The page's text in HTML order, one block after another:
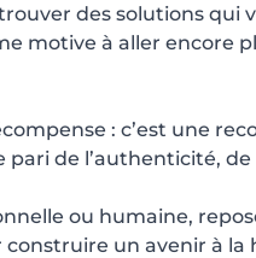
des solutions
motive à aller encore
: c’est une
pari de l’authenticité,
ou humaine,
un avenir à la